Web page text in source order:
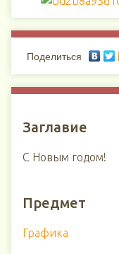
Поделиться
Заглавие
С Новым годом!
Предмет
Графика